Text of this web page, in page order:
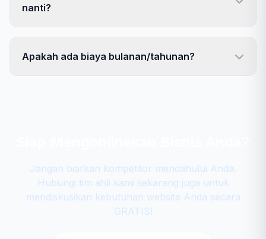
nanti?
Apakah ada biaya bulanan/tahunan?
Jangan biarkan kompetitor mendahului Anda.
Hubungi tim ahli kami sekarang juga untuk
mendiskusikan kebutuhan website Anda secara
GRATIS!